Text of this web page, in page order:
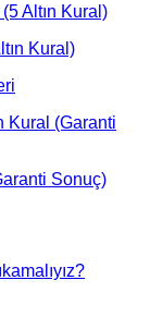
Altın Kural)
Kural)
Kural (Garanti
Sonuç)